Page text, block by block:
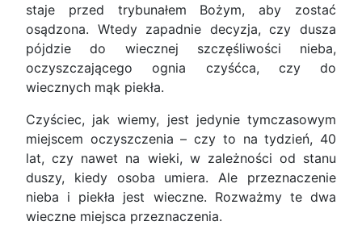
staje przed trybunałem Bożym, aby zostać
osądzona. Wtedy zapadnie decyzja, czy dusza
pójdzie do wiecznej szczęśliwości nieba,
oczyszczającego ognia czyśćca, czy do
wiecznych mąk piekła.
Czyściec, jak wiemy, jest jedynie tymczasowym
miejscem oczyszczenia – czy to na tydzień, 40
lat, czy nawet na wieki, w zależności od stanu
duszy, kiedy osoba umiera. Ale przeznaczenie
nieba i piekła jest wieczne. Rozważmy te dwa
wieczne miejsca przeznaczenia.